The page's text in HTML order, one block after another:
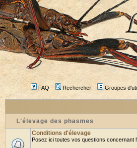
FAQ Rechercher Groupes
L'élevage des phasmes
Conditions d'élevage
Posez ici toutes vos questions concernant